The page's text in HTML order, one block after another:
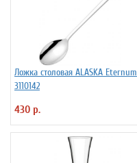
Ложка столовая ALASKA Eternum
3110142
430 р.